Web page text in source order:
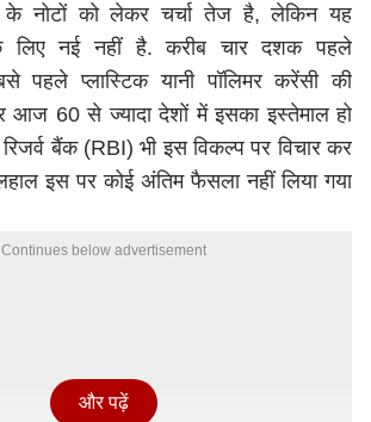
के नोटों को लेकर चर्चा तेज है, लेकिन यह
लिए नई नहीं है. करीब चार दशक पहले
पहले प्लास्टिक यानी पॉलिमर करेंसी की
60 से ज्यादा देशों में इसका इस्तेमाल हो
बैंक (RBI) भी इस विकल्प पर विचार कर
इस पर कोई अंतिम फैसला नहीं लिया गया
Continues below advertisement
और पढ़ें